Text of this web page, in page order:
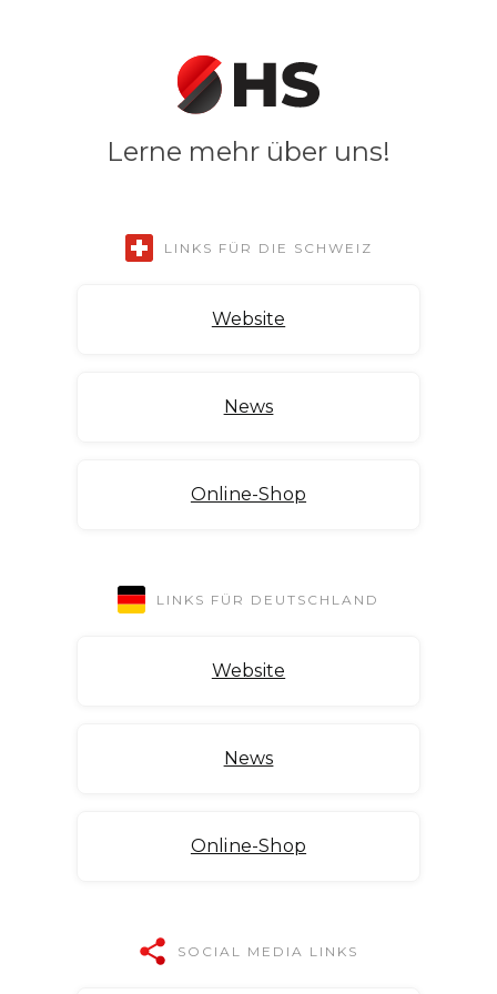
Lerne mehr über uns!
LINKS FÜR DIE SCHWEIZ
Website
News
Online-Shop
LINKS FÜR DEUTSCHLAND
Website
News
Online-Shop
SOCIAL MEDIA LINKS